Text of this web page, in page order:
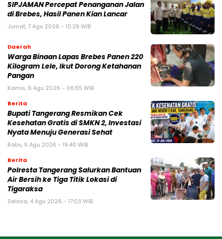
SIPJAMAN Percepat Penanganan Jalan
di Brebes, Hasil Panen Kian Lancar
Jumat, 7 Agu 2026 - 10:29 WIB
Daerah
Warga Binaan Lapas Brebes Panen 220
Kilogram Lele, Ikut Dorong Ketahanan
Pangan
Kamis, 6 Agu 2026 - 06:55 WIB
Berita
‎Bupati Tangerang Resmikan Cek
Kesehatan Gratis di SMKN 2, Investasi
Nyata Menuju Generasi Sehat
Rabu, 5 Agu 2026 - 19:40 WIB
Berita
Polresta Tangerang Salurkan Bantuan
Air Bersih ke Tiga Titik Lokasi di
Tigaraksa
Selasa, 4 Agu 2026 - 17:03 WIB